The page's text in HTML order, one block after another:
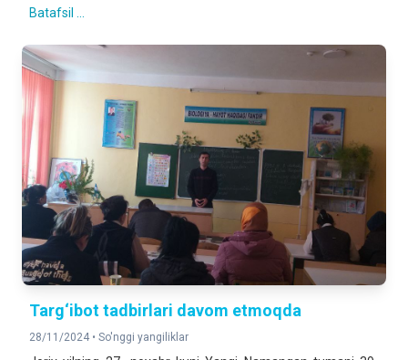
Batafsil ...
Targ‘ibot tadbirlari davom etmoqda
28/11/2024 • So'nggi yangiliklar